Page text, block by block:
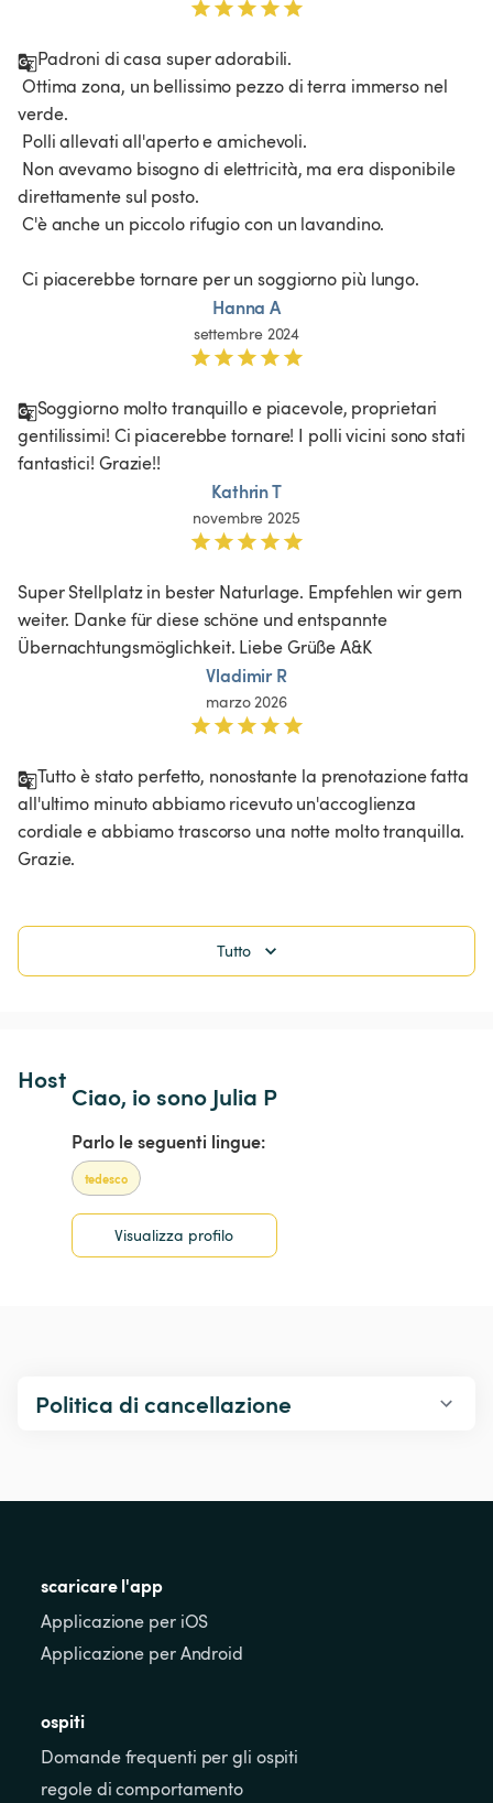
Padroni di casa super adorabili.
verde.
direttamente sul posto.
Ci piacerebbe tornare per un soggiorno più lungo.
Hanna A
settembre 2024
Soggiorno molto tranquillo e piacevole, proprietari
gentilissimi! Ci piacerebbe tornare! I polli vicini sono stati
fantastici! Grazie!!
Kathrin T
novembre 2025
Super Stellplatz in bester Naturlage. Empfehlen wir gern
weiter. Danke für diese schöne und entspannte
Übernachtungsmöglichkeit. Liebe Grüße A&K
Vladimir R
marzo 2026
Tutto è stato perfetto, nonostante la prenotazione fatta
all'ultimo minuto abbiamo ricevuto un'accoglienza
cordiale e abbiamo trascorso una notte molto tranquilla.
Grazie.
Tutto
Host
Ciao, io sono Julia P
Parlo le seguenti lingue:
tedesco
Visualizza profilo
Politica di cancellazione
scaricare l'app
Applicazione per iOS
Applicazione per Android
ospiti
Domande frequenti per gli ospiti
regole di comportamento